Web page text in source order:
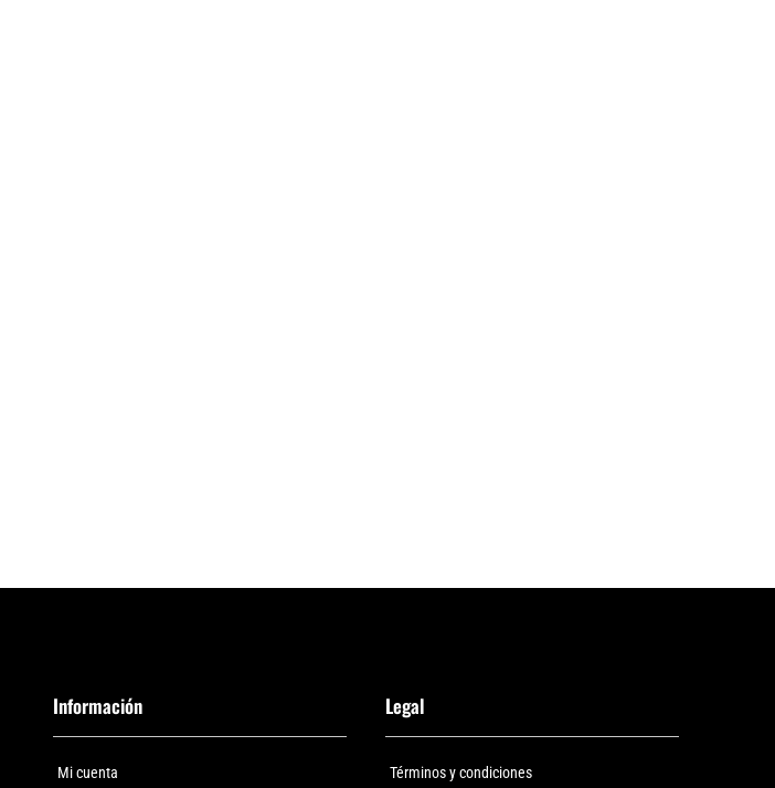
Información
Mi cuenta
Legal
Términos y condiciones